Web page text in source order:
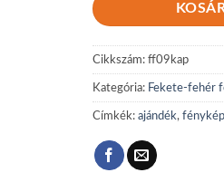
Cikkszám: ff09kap
Kategória: Fekete-fehér
Címkék: ajándék, fénykép